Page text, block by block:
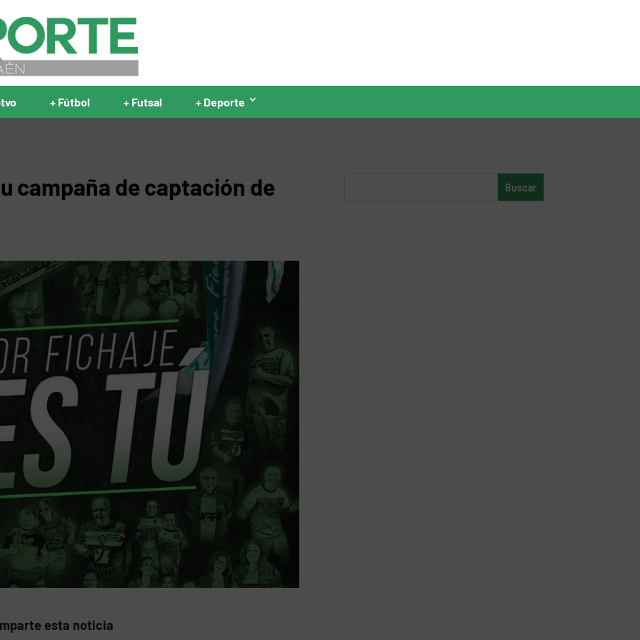
+ Fútbol + Futsal + Deporte
campaña de captación de
esta noticia